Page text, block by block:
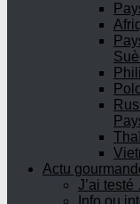
Actu
J’ai
Info ou